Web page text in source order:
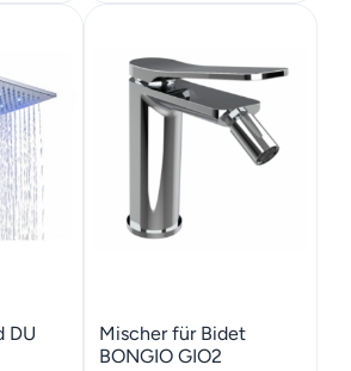
DU
Mischer für Bidet
BONGIO GIO2